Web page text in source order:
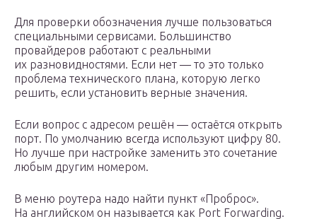
Для проверки обозначения лучше пользоваться
специальными сервисами. Большинство
провайдеров работают с реальными
их разновидностями. Если нет — то это только
проблема технического плана, которую легко
решить, если установить верные значения.
Если вопрос с адресом решён — остаётся открыть
порт. По умолчанию всегда используют цифру 80.
Но лучше при настройке заменить это сочетание
любым другим номером.
В меню роутера надо найти пункт «Проброс».
На английском он называется как Port Forwarding.